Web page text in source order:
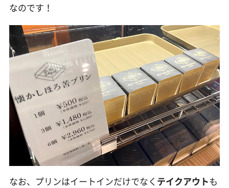
なのです！
なお、プリンはイートインだけでなく テイクアウトも